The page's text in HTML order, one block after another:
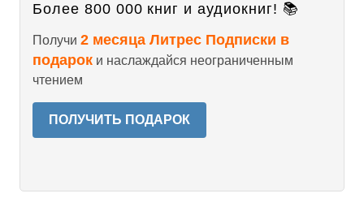
Более 800 000 книг и аудиокниг! 📚
Получи 2 месяца Литрес Подписки в
подарок и наслаждайся неограниченным
чтением
ПОЛУЧИТЬ ПОДАРОК